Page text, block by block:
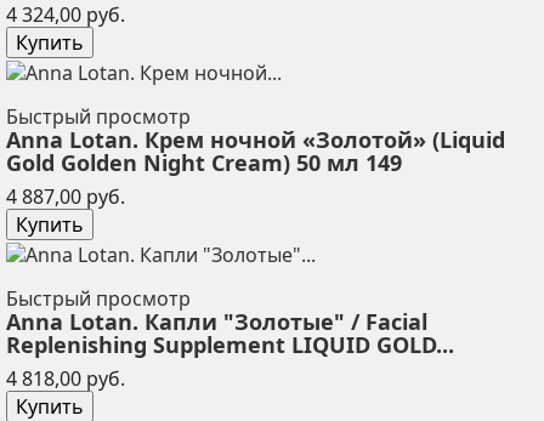
4 324,00 руб.
Купить
Быстрый просмотр
Anna Lotan. Крем ночной «Золотой» (Liquid
Gold Golden Night Cream) 50 мл 149
4 887,00 руб.
Купить
Быстрый просмотр
Anna Lotan. Капли "Золотые" / Facial
Replenishing Supplement LIQUID GOLD...
4 818,00 руб.
Купить